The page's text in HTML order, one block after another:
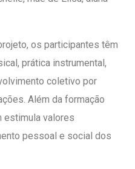
os participantes têm
prática instrumental,
coletivo por
Além da formação
estimula valores
pessoal e social dos